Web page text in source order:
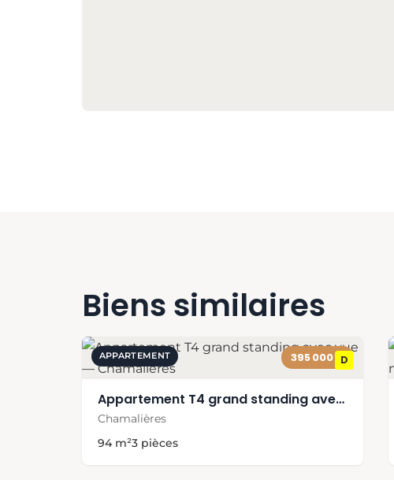
Biens similaires
APPARTEMENT 395 000 €D
Appartement T4 grand standing avec vue — Chamalières
Chamalières
94 m²3 pièces